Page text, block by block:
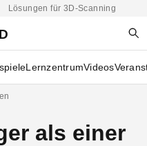
Lösungen für 3D-Scanning
LernzentrumVideos
als einer